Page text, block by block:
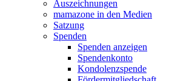
Auszeichnungen
mamazone in den Medien
Satzung
Spenden
Spenden anzeigen
Spendenkonto
Kondolenzspende